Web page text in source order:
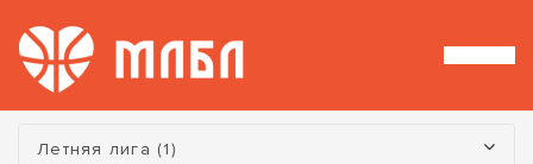
Турнир:
Летняя лига (1)